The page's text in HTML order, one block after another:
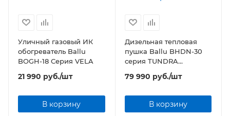
Уличный газовый ИК
обогреватель Ballu
BOGH-18 Серия VELA
21 990 руб./шт
В корзину
Дизельная тепловая
пушка Ballu BHDN-30
серия TUNDRA
(непрямой нагрев)
79 990 руб./шт
В корзину